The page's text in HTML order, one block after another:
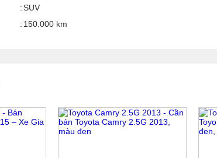
SUV
150.000 km